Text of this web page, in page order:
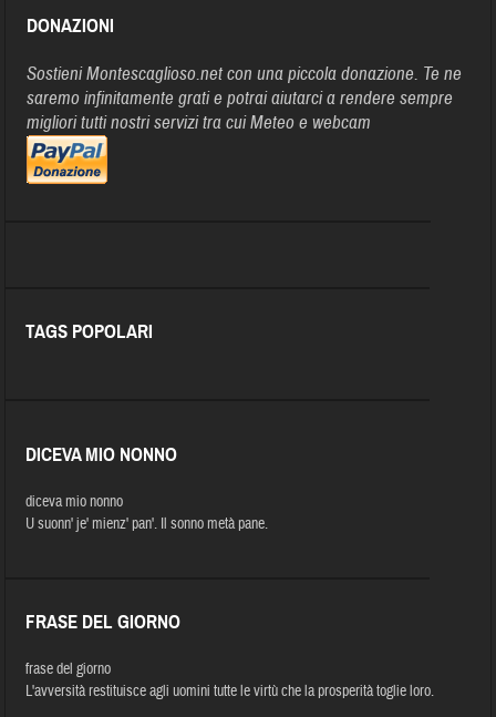
DONAZIONI
Sostieni Montescaglioso.net con una piccola donazione. Te ne
saremo infinitamente grati e potrai aiutarci a rendere sempre
migliori tutti nostri servizi tra cui Meteo e webcam
TAGS POPOLARI
DICEVA MIO NONNO
diceva mio nonno
U suonn' je' mienz' pan'. Il sonno metà pane.
FRASE DEL GIORNO
frase del giorno
L'avversità restituisce agli uomini tutte le virtù che la prosperità toglie loro.